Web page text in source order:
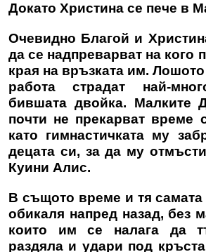
Докато Христина се пече в
Очевидно Благой и
да се надпреварват на кого
края на връзката им. Лошото
работа страдат най-
бившата двойка. Малките
почти не прекарват време
като гимнастичката му
децата си, за да му
Куини Алис.
В същото време и тя самата
обикаля напред назад, без
които им се налага да
раздяла и удари под